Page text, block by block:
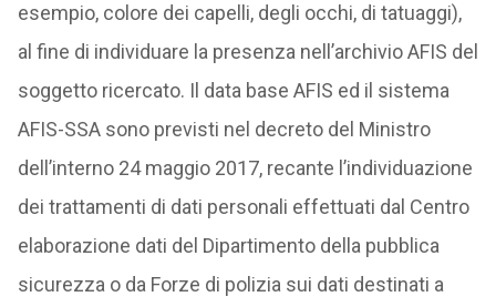
esempio, colore dei capelli, degli occhi, di tatuaggi),
al fine di individuare la presenza nell’archivio AFIS del
soggetto ricercato. Il data base AFIS ed il sistema
AFIS-SSA sono previsti nel decreto del Ministro
dell’interno 24 maggio 2017, recante l’individuazione
dei trattamenti di dati personali effettuati dal Centro
elaborazione dati del Dipartimento della pubblica
sicurezza o da Forze di polizia sui dati destinati a